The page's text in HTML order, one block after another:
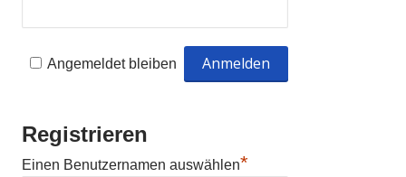
Angemeldet bleiben
Registrieren
Einen Benutzernamen auswählen*